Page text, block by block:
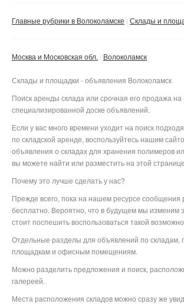
Без посредников
Применить Сбросить
Главные рубрики в Волоколамске Склады и
Москва и Московская обл. Волоколамск
Склады и площадки - объявления Волоколамск
Поиск аренды склада или срочная его продажа на
специализированной доске объявлений.
Если у вас много времени уходит на поиск
по складской аренде, воспользуйтесь нашим
объявления о складах для хранения полимеров
вы можете найти или разместить на этой
Почему это лучше сделать у нас?
Прежде всего, пока на нашем ресурсе
бесплатно. Вероятно, что в будущем мы изменим
стоит поспешить воспользоваться такой
Отдельные разделы для объявлений по складам,
площадкам и офисным помещениям.
Можно разделить предложения и поиск,
галереей.
Места расположения складов можно сразу же